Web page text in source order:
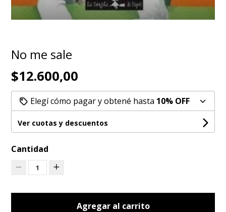
No me sale
$12.600,00
Elegí cómo pagar y obtené hasta 10% OFF
Ver cuotas y descuentos
Cantidad
1
Agregar al carrito